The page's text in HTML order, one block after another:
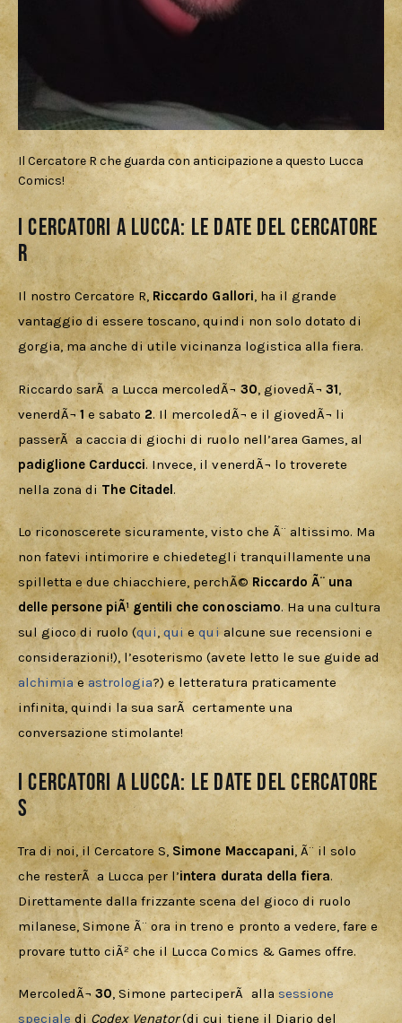
Il Cercatore R che guarda con anticipazione a questo Lucca
Comics!
I Cercatori a Lucca: le date del Cercatore
R
Il nostro Cercatore R, Riccardo Gallori, ha il grande
vantaggio di essere toscano, quindi non solo dotato di
gorgia, ma anche di utile vicinanza logistica alla fiera.
Riccardo sarÃ  a Lucca mercoledÃ¬ 30, giovedÃ¬ 31,
venerdÃ¬ 1 e sabato 2. Il mercoledÃ¬ e il giovedÃ¬ li
passerÃ  a caccia di giochi di ruolo nell’area Games, al
padiglione Carducci. Invece, il venerdÃ¬ lo troverete
nella zona di The Citadel.
Lo riconoscerete sicuramente, visto che Ã¨ altissimo. Ma
non fatevi intimorire e chiedetegli tranquillamente una
spilletta e due chiacchiere, perchÃ© Riccardo Ã¨ una
delle persone piÃ¹ gentili che conosciamo. Ha una cultura
sul gioco di ruolo (qui, qui e qui alcune sue recensioni e
considerazioni!), l’esoterismo (avete letto le sue guide ad
alchimia e astrologia?) e letteratura praticamente
infinita, quindi la sua sarÃ  certamente una
conversazione stimolante!
I Cercatori a Lucca: le date del Cercatore
S
Tra di noi, il Cercatore S, Simone Maccapani, Ã¨ il solo
che resterÃ  a Lucca per l’intera durata della fiera.
Direttamente dalla frizzante scena del gioco di ruolo
milanese, Simone Ã¨ ora in treno e pronto a vedere, fare e
provare tutto ciÃ² che il Lucca Comics & Games offre.
MercoledÃ¬ 30, Simone parteciperÃ  alla sessione
speciale di Codex Venator (di cui tiene il Diario del